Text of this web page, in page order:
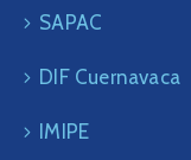
SAPAC
DIF Cuernavaca
IMIPE